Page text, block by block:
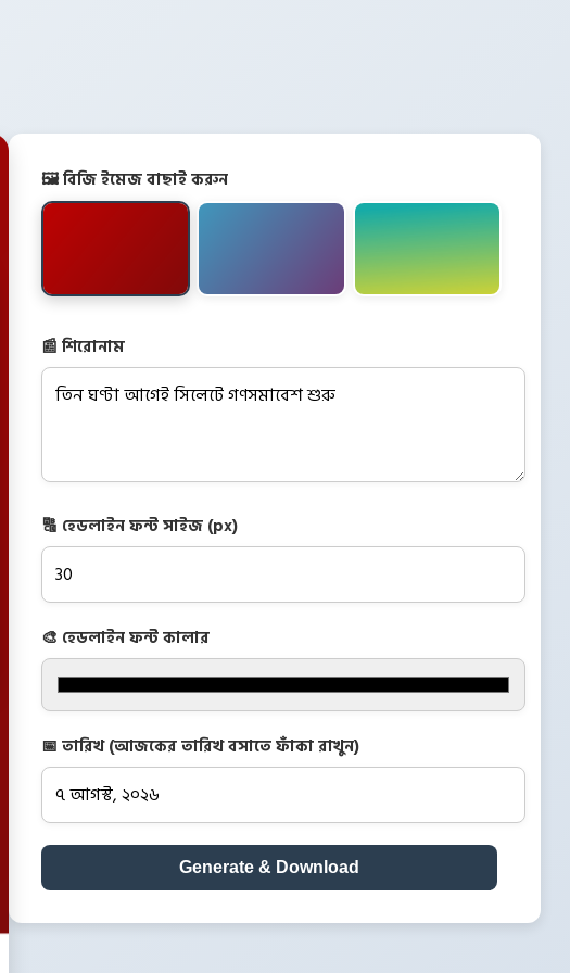
🖼️ বিজি ইমেজ বাছাই করুন
📰 শিরোনাম
🔠 হেডলাইন ফন্ট সাইজ (px)
🎨 হেডলাইন ফন্ট কালার
📅 তারিখ (আজকের তারিখ বসাতে ফাঁকা রাখুন)
Generate & Download